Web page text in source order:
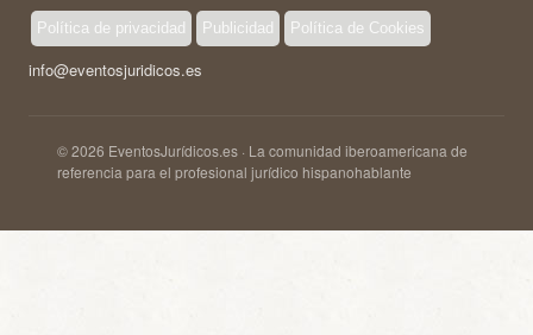
Política de privacidad Publicidad Política de Cookies
info@eventosjuridicos.es
© 2026 EventosJurídicos.es · La comunidad iberoamericana de
referencia para el profesional jurídico hispanohablante